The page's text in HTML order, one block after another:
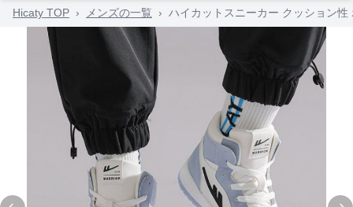
Hicaty TOP › メンズの一覧 › ハイカットスニーカー クッション